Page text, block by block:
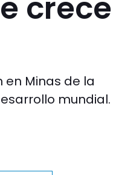
en Minas de la
mundial.